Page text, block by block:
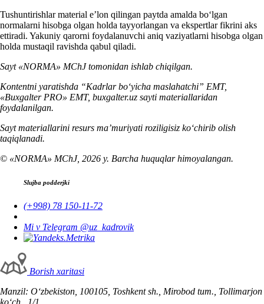
Tushuntirishlar material e’lon qilingan paytda amalda boʻlgan
normalarni hisobga olgan holda tayyorlangan va ekspertlar fikrini aks
ettiradi. Yakuniy qarorni foydalanuvchi aniq vaziyatlarni hisobga olgan
holda mustaqil ravishda qabul qiladi.
Sayt «NORMA» MChJ tomonidan ishlab chiqilgan.
Kontentni yaratishda “Kadrlar boʻyicha maslahatchi” EMT,
«Buxgalter PRO» EMT, buxgalter.uz sayti materiallaridan
foydalanilgan.
Sayt materiallarini resurs ma’muriyati roziligisiz koʻchirib olish
taqiqlanadi.
© «NORMA» MChJ, 2026 y. Barcha huquqlar himoyalangan.
Slujba podderjki
(+998) 78 150-11-72
Mi v Telegram @uz_kadrovik
Borish хaritasi
Manzil: Oʻzbekiston, 100105, Toshkent sh., Mirobod tum., Tollimarjon
koʻch., 1/1.